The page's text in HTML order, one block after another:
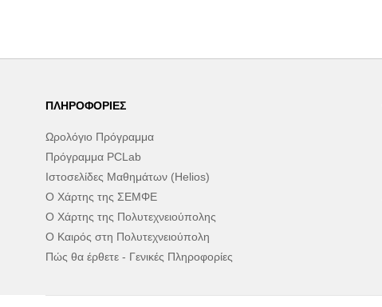
ΠΛΗΡΟΦΟΡΊΕΣ
Ωρολόγιο Πρόγραμμα
Πρόγραμμα PCLab
Ιστοσελίδες Μαθημάτων (Helios)
Ο Χάρτης της ΣΕΜΦΕ
Ο Χάρτης της Πολυτεχνειούπολης
Ο Καιρός στη Πολυτεχνειούπολη
Πώς θα έρθετε - Γενικές Πληροφορίες